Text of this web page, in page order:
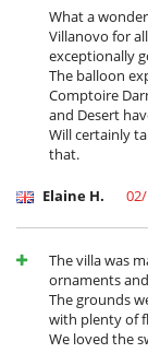
What a
Villanovo for
exceptionally
The balloon
Comptoire
and Desert
Will certainly
that.
Elaine H.
The villa was
ornaments
The grounds
with plenty of
We loved the